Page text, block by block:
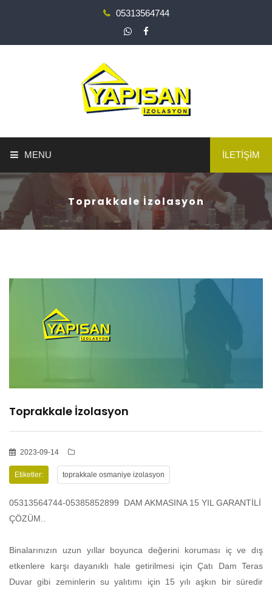
05313564744
MENU
ANA SAYFA
HİZMETLER
BÖLGELER
OSMANİYE
İZOLASYON
İLETİŞİM
Toprakkale İzolasyon
Toprakkale İzolasyon
2023-09-14
Etiketler: toprakkale osmaniye izolasyon
05313564744-05385852899 DAM AKMASINA 15 YIL GARANTİLİ
ÇÖZÜM..
Binalarınızın uzun yıllar boyunca değerini koruması iç ve dış
etkenlere karşı dayanıklı hale getirilmesi için Çatı Dam Teras
Duvar gibi zeminlerin su yalıtımı için 15 yılı aşkın bir süredir